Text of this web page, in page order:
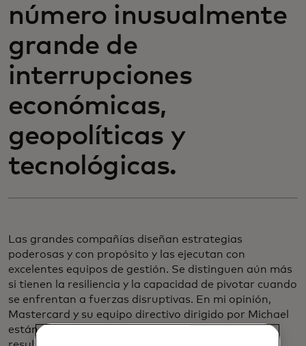
número inusualmente
grande de
interrupciones
económicas,
geopolíticas y
tecnológicas.
Las grandes compañías diseñan estrategias
poderosas y con propósito y las ejecutan con
excelentes equipos de gestión. Se distinguen aún más
si tienen la resiliencia y la capacidad de pivotar cuando
se enfrentan a fuerzas disruptivas. En mi opinión,
Mastercard y su equipo directivo dirigido por Michael
están demostrando estas características y los